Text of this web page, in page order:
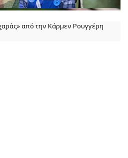
από την Κάρμεν Ρουγγέρη